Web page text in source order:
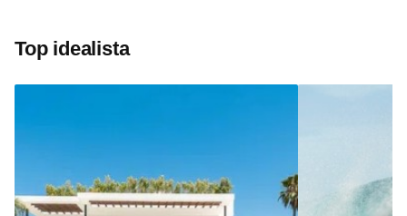
Top idealista